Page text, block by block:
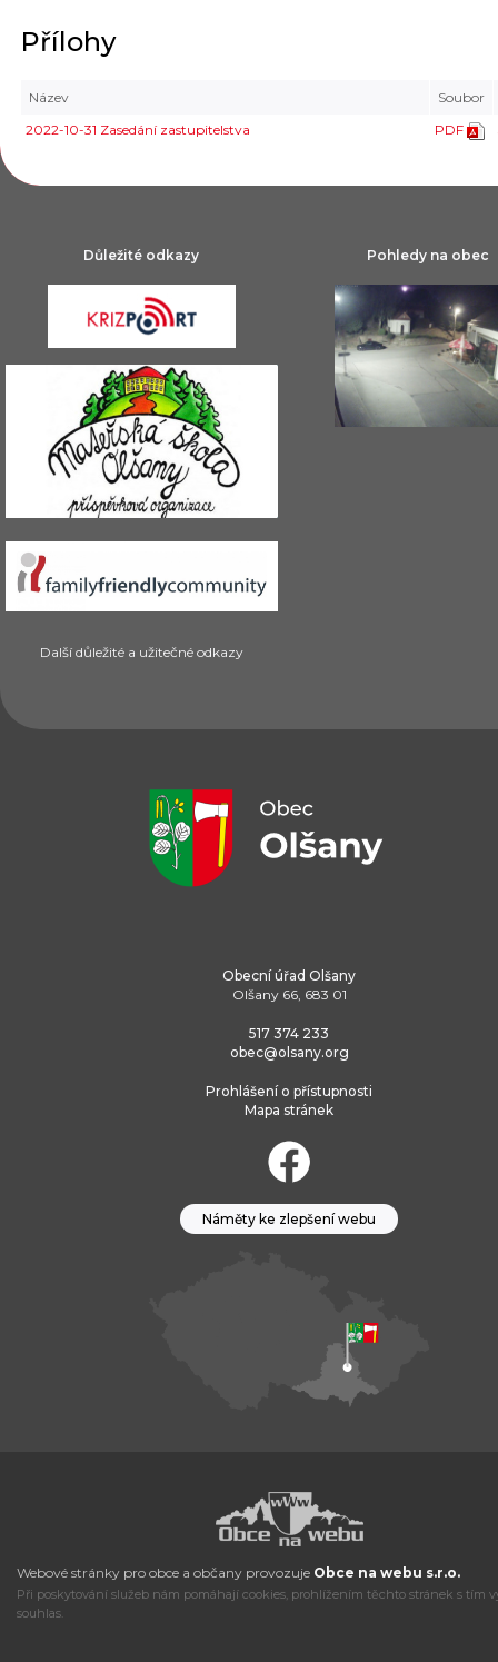
Přílohy
Název
Soubor
2022-10-31 Zasedání zastupitelstva
PDF
Důležité odkazy
Další důležité a užitečné odkazy
Pohledy na obec
Obecní úřad Olšany
Olšany 66, 683 01
517 374 233
obec@olsany.org
Prohlášení o přístupnosti
Mapa stránek
Náměty ke zlepšení webu
Webové stránky pro obce a občany provozuje Obce na webu s.r.o.
Při poskytování služeb nám pomáhají cookies, prohlížením těchto stránek s tím
souhlas.